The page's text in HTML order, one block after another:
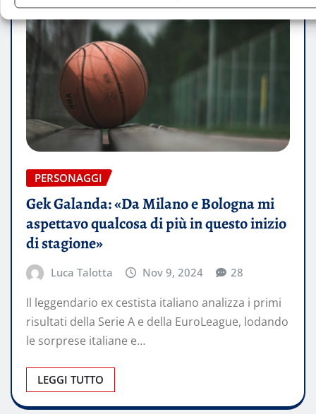
PERSONAGGI
Gek Galanda: «Da Milano e Bologna mi
aspettavo qualcosa di più in questo inizio
di stagione»
Luca Talotta Nov 9, 2024 28
Il leggendario ex cestista italiano analizza i primi
risultati della Serie A e della EuroLeague, lodando
le sorprese italiane e…
LEGGI TUTTO